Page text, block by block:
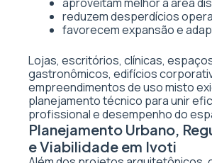
reduzem desperdícios
favorecem expansão e
Lojas, escritórios, clínicas,
gastronômicos, edifícios
empreendimentos de uso misto
planejamento técnico para unir
profissional e desempenho do
Planejamento Urbano,
e Viabilidade em Ivoti